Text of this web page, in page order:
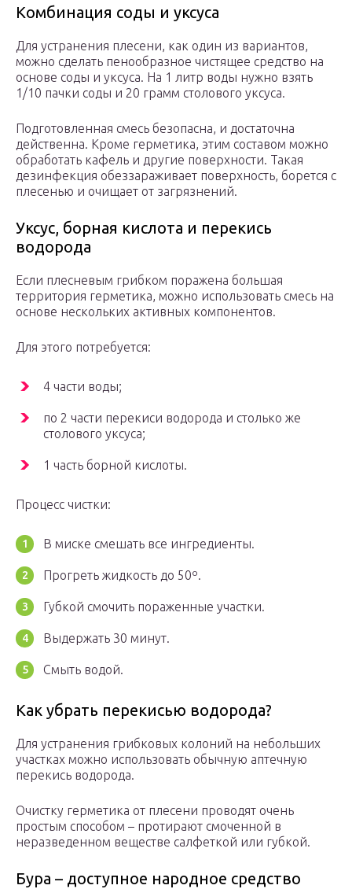
Комбинация соды и уксуса
Для устранения плесени, как один из вариантов,
можно сделать пенообразное чистящее средство на
основе соды и уксуса. На 1 литр воды нужно взять
1/10 пачки соды и 20 грамм столового уксуса.
Подготовленная смесь безопасна, и достаточна
действенна. Кроме герметика, этим составом можно
обработать кафель и другие поверхности. Такая
дезинфекция обеззараживает поверхность, борется с
плесенью и очищает от загрязнений.
Уксус, борная кислота и перекись
водорода
Если плесневым грибком поражена большая
территория герметика, можно использовать смесь на
основе нескольких активных компонентов.
Для этого потребуется:
4 части воды;
по 2 части перекиси водорода и столько же
столового уксуса;
1 часть борной кислоты.
Процесс чистки:
В миске смешать все ингредиенты.
Прогреть жидкость до 50º.
Губкой смочить пораженные участки.
Выдержать 30 минут.
Смыть водой.
Как убрать перекисью водорода?
Для устранения грибковых колоний на небольших
участках можно использовать обычную аптечную
перекись водорода.
Очистку герметика от плесени проводят очень
простым способом – протирают смоченной в
неразведенном веществе салфеткой или губкой.
Бура – доступное народное средство